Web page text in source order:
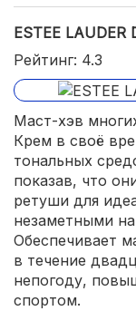
ESTEE LAUDER
Рейтинг: 4.3
Маст-хэв
Крем в своё
тональных
показав, что
ретуши для
незаметными
Обеспечивает
в течение
непогоду,
спортом.